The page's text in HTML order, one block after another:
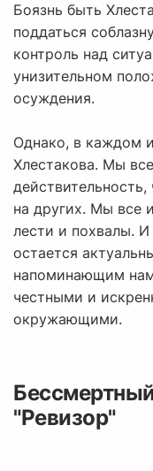
Боязнь быть
поддаться
контроль над
унизительном
осуждения.
Однако, в каждом
Хлестакова. Мы
на других. Мы все
лести и похвалы.
остается
напоминающим
честными и
окружающими.
"Ревизор"